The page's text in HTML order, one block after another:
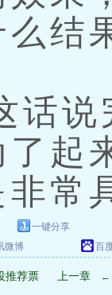
结
说
了起
常
一键分享
微博 百
推荐票 上一章 ←